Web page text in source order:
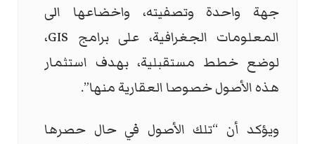
جهة واحدة وتصفيته، واخضاعها الى
المعلومات الجغرافية، على برامج GIS،
لوضع خطط مستقبلية، بهدف استثمار
هذه الأصول خصوصا العقارية منها”.
ويؤكد أن “تلك الأصول في حال حصرها